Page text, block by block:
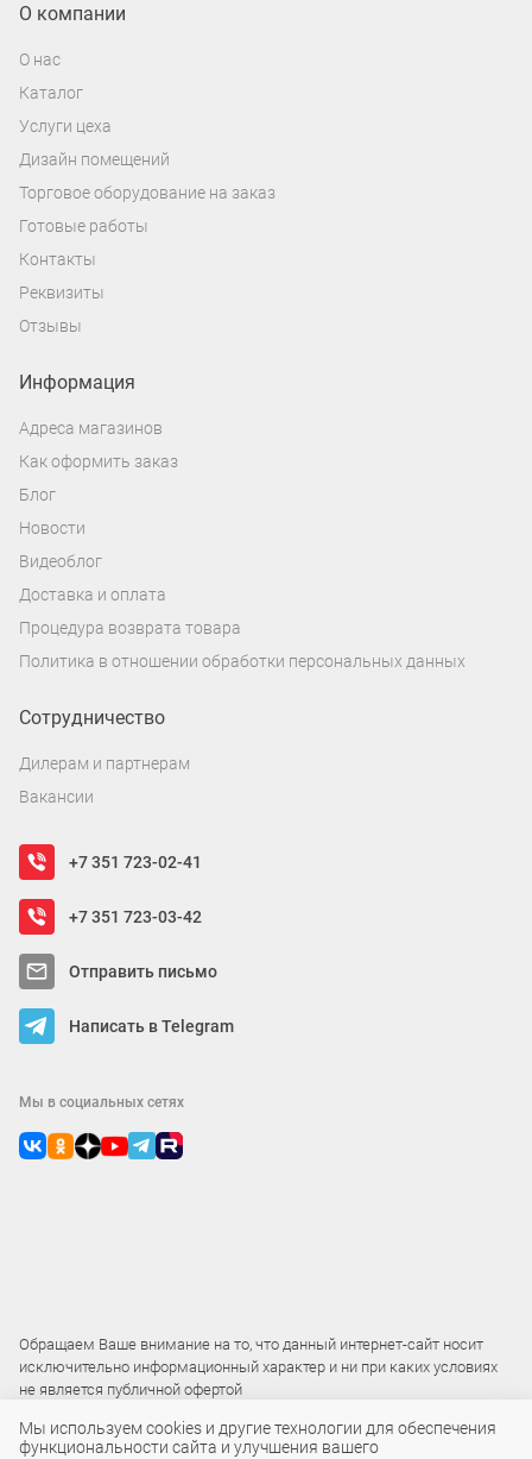
О компании
О нас
Каталог
Услуги цеха
Дизайн помещений
Торговое оборудование на заказ
Готовые работы
Контакты
Реквизиты
Отзывы
Информация
Адреса магазинов
Как оформить заказ
Блог
Новости
Видеоблог
Доставка и оплата
Процедура возврата товара
Политика в отношении обработки персональных данных
Сотрудничество
Дилерам и партнерам
Вакансии
+7 351 723-02-41
+7 351 723-03-42
Отправить письмо
Написать в Telegram
Мы в социальных сетях
Обращаем Ваше внимание на то, что данный интернет-сайт носит
исключительно информационный характер и ни при каких условиях
не является публичной офертой
2015 – 2026 © ООО «Локос»
Мы используем cookies и другие технологии для обеспечения
функциональности сайта и улучшения вашего